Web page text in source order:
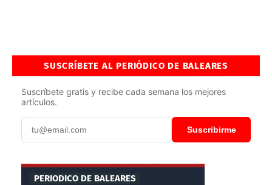
SUSCRÍBETE AL PERIÓDICO DE BALEARES
Suscríbete gratis y recibe cada semana los mejores
artículos.
Suscribirme
PERIODICO DE BALEARES